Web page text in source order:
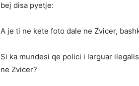
bej disa pyetje:
A je ti ne kete foto dale ne Zvicer,
Si ka mundesi qe polici i larguar
ne Zvicer?